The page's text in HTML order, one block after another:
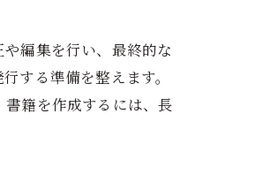
編集を行い、最終的な
する準備を整えます。
籍を作成するには、長